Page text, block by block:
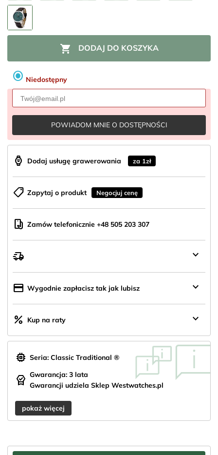
 DODAJ DO KOSZYKA
radio_button_checked Niedostępny
POWIADOM MNIE O DOSTĘPNOŚCI
aod_watch Dodaj usługę grawerowania za 1zł
shoppingmode Zapytaj o produkt Negocjuj cenę
mobile_hand Zamów telefonicznie +48 505 203 307
delivery_truck_speed keyboard_arrow_down
credit_card Wygodnie zapłacisz tak jak lubisz keyboard_arrow_down
percent Kup na raty keyboard_arrow_down
memory Seria: Classic Traditional ®
editor_choice Gwarancja: 3 lata
Gwarancji udziela Sklep Westwatches.pl
pokaż więcej